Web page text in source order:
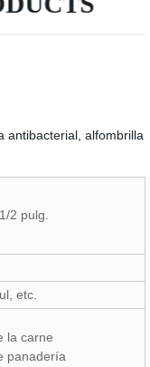
antibacterial, alfombrilla
2 pulg.
etc.
la carne
panadería